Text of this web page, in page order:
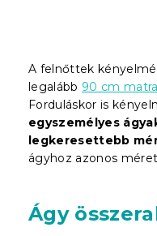
A felnőttek
legalább 90 cm
Forduláskor is
egyszemélyes
legkeresettebb
ágyhoz azonos
Ágy